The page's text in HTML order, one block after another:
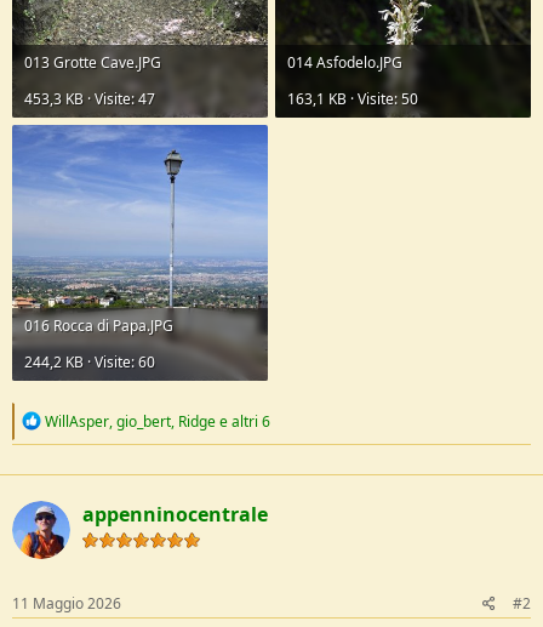
013 Grotte Cave.JPG
453,3 KB · Visite: 47
014 Asfodelo.JPG
163,1 KB · Visite: 50
016 Rocca di Papa.JPG
244,2 KB · Visite: 60
R
c
t
i
o
n
:
WillAsper,gio_bert, Ridgee altri 6
appenninocentrale
11 Maggio 2026 #2